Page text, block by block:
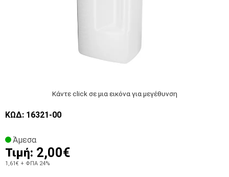
Κάντε click σε μια εικόνα για μεγέθυνση
ΚΩΔ: 16321-00
Άμεσα
Τιμή: 2,00€
1,61€ + ΦΠΑ 24%